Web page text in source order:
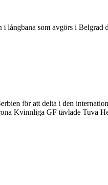
som avgörs i Belgrad
för att delta i den
Kvinnliga GF tävlade Tuva